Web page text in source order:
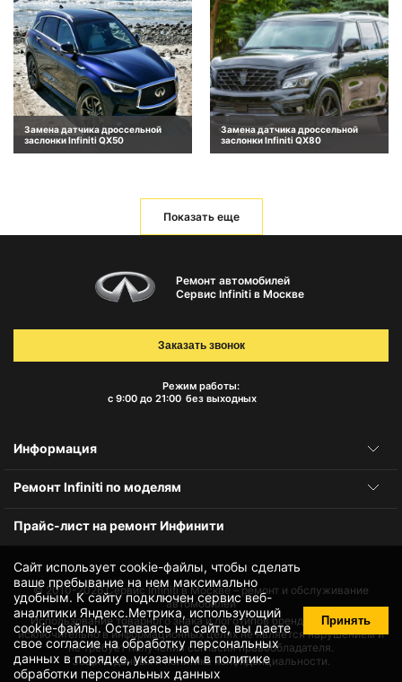
Замена датчика дроссельной
заслонки Infiniti QX50
Замена датчика дроссельной
заслонки Infiniti QX80
Показать еще
Сайт использует cookie-файлы, чтобы сделать
ваше пребывание на нем максимально
удобным. К cайту подключен сервис веб-
аналитики Яндекс.Метрика, использующий
cookie-файлы. Оставаясь на сайте, вы даете
своесогласие на обработку персональных
данных в порядке, указанном в политике
обработки персональных данных
Принять
Ремонт автомобилей
Сервис Infiniti в Москве
Режим работы:
с 9:00 до 21:00 без выходных
Заказать звонок
Информация
Ремонт Infiniti по моделям
Прайс-лист на ремонт Инфинити
© 2010-2026Сервис Infiniti в Москве – ремонт и обслуживание
автомобилей
Использование товарного знака и логотипов бренда происходит
исключительно в информационных целях не является нарушением и
не требует получения согласия правообладателя.
Защита данных и политика конфиденциальности.